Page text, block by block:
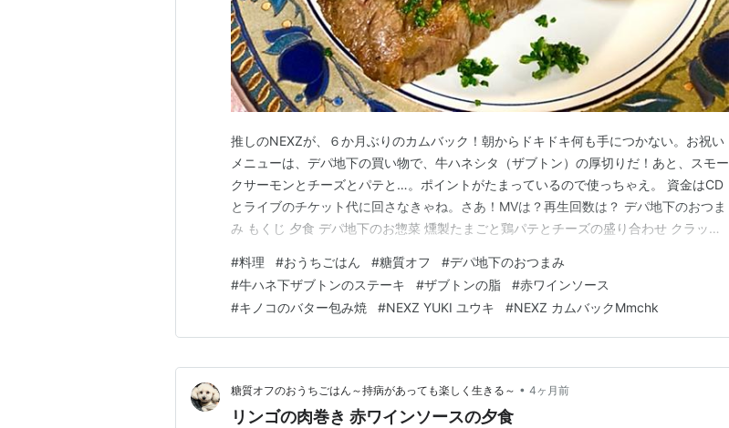
推しのNEXZが、６か月ぶりのカムバック！朝からドキドキ何も手につかない。お祝い
メニューは、デパ地下の買い物で、牛ハネシタ（ザブトン）の厚切りだ！あと、スモー
クサーモンとチーズとパテと…。ポイントがたまっているので使っちゃえ。 資金はCD
とライブのチケット代に回さなきゃね。さあ！MVは？再生回数は？ デパ地下のおつま
み もくじ 夕食 デパ地下のお惣菜 燻製たまごと鶏パテとチーズの盛り合わせ クラッカ
おめでとうNEXZカムバックMmchk 夕食 デパ地下のお惣菜 燻製たまごと鶏パテとチー
ズの盛り合わせ ○燻製たま…
#料理 #おうちごはん #糖質オフ #デパ地下のおつまみ
#牛ハネ下ザブトンのステーキ #ザブトンの脂 #赤ワインソース
#キノコのバター包み焼 #NEXZ YUKI ユウキ #NEXZ カムバックMmchk
糖質オフのおうちごはん～持病があっても楽しく生きる～ • 4ヶ月前
リンゴの肉巻き 赤ワインソースの夕食